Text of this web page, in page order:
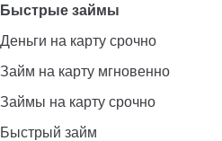
Быстрые займы
Деньги на карту срочно
Займ на карту мгновенно
Займы на карту срочно
Быстрый займ